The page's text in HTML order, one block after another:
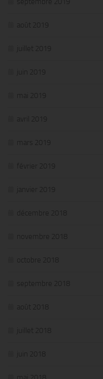
août 2019
juillet 2019
juin 2019
mai 2019
avril 2019
mars 2019
février 2019
janvier 2019
décembre 2018
novembre 2018
octobre 2018
septembre 2018
août 2018
juillet 2018
juin 2018